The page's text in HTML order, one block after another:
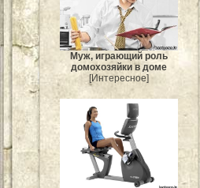
Муж, играющий роль
домохозяйки в доме
[Интересное]